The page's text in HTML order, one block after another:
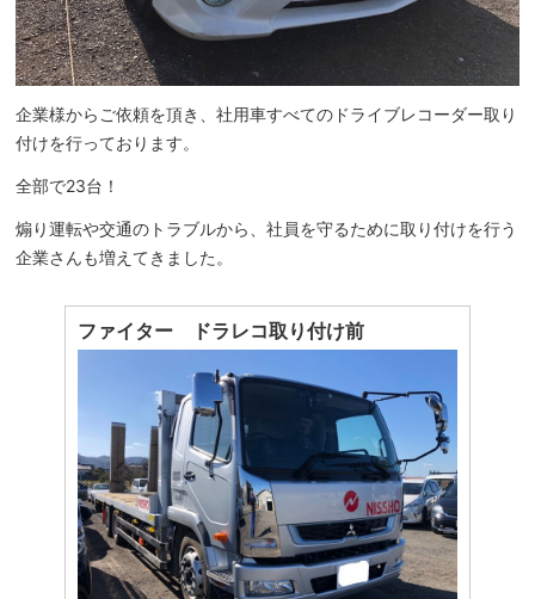
企業様からご依頼を頂き、社用車すべてのドライブレコーダー取り
付けを行っております。
全部で23台！
煽り運転や交通のトラブルから、社員を守るために取り付けを行う
企業さんも増えてきました。
ファイター ドラレコ取り付け前